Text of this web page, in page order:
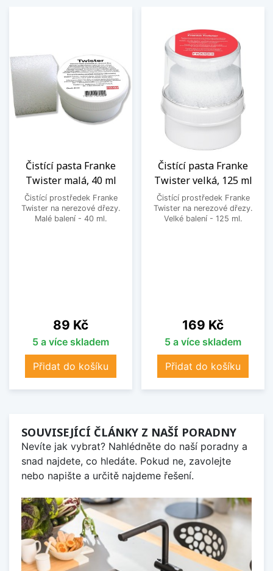
Čistící pasta Franke
Twister malá, 40 ml
Čistící prostředek Franke
Twister na nerezové dřezy.
Malé balení - 40 ml.
Cena
89 Kč
5 a více skladem
Přidat do košíku
Čistící pasta Franke
Twister velká, 125 ml
Čistící prostředek Franke
Twister na nerezové dřezy.
Velké balení - 125 ml.
Cena
169 Kč
5 a více skladem
Přidat do košíku
SOUVISEJÍCÍ ČLÁNKY Z NAŠÍ PORADNY
Nevíte jak vybrat? Nahlédněte do naší poradny a
snad najdete, co hledáte. Pokud ne, zavolejte
nebo napište a určitě najdeme řešení.